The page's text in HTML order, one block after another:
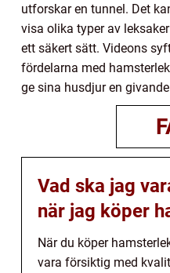
utforskar en tunnel. Det
visa olika typer av
ett säkert sätt. Videons
fördelarna med
ge sina husdjur en
Vad ska jag
när jag köper
När du köper
vara försiktig med